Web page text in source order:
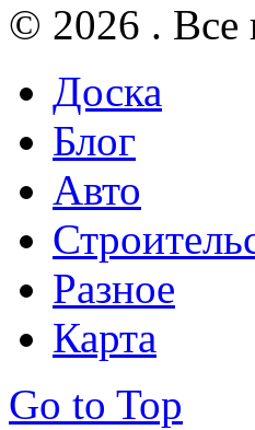
© 2026 . Все
Доска
Блог
Авто
Разное
Карта
Go to Top